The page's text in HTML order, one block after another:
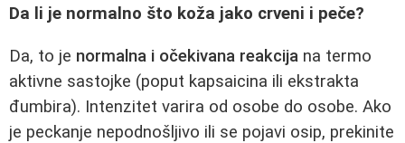
Da li je normalno što koža jako crveni i peče?
Da, to je normalna i očekivana reakcija na termo
aktivne sastojke (poput kapsaicina ili ekstrakta
đumbira). Intenzitet varira od osobe do osobe. Ako
je peckanje nepodnošljivo ili se pojavi osip, prekinite